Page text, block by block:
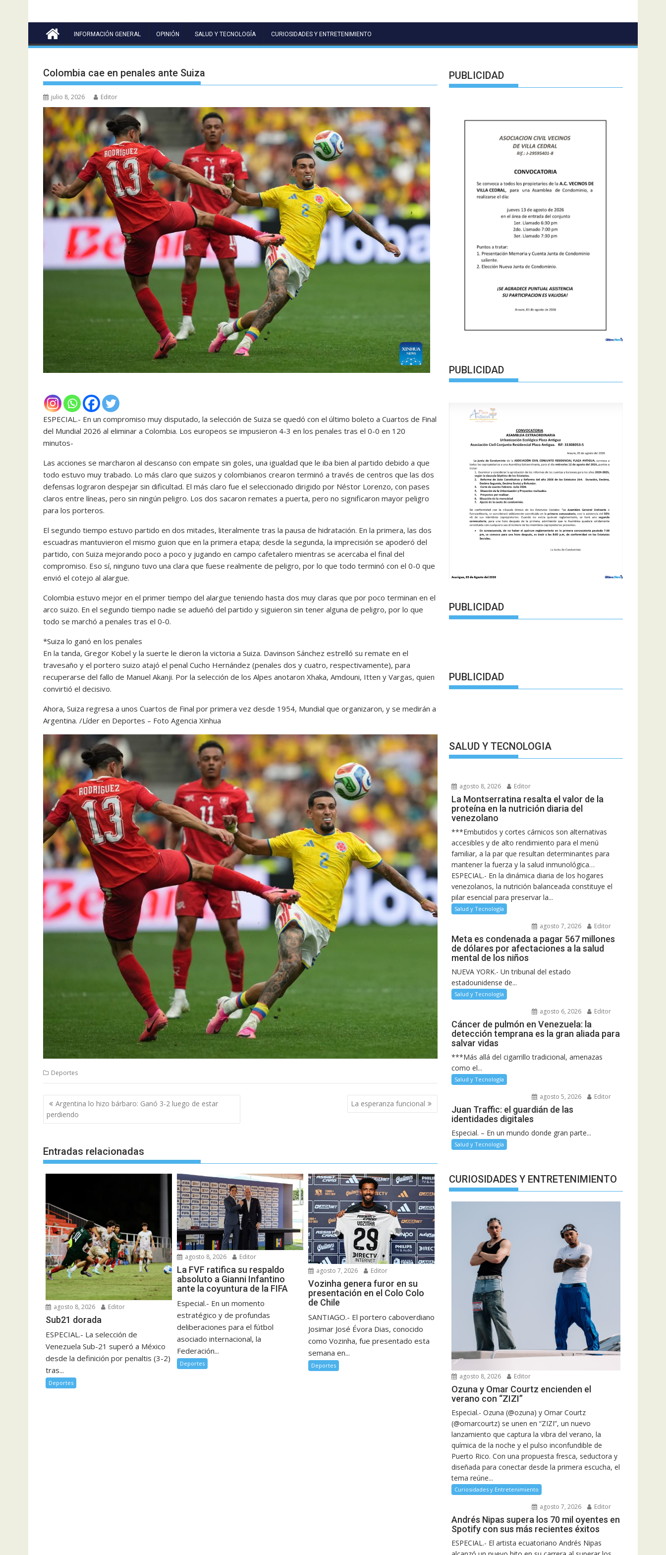
INFORMACIÓN GENERAL OPINIÓN SALUD Y TECNOLOGÍA CURIOSIDADES Y ENTRETENIMIENTO
Colombia cae en penales ante Suiza
julio 8, 2026 Editor
ESPECIAL.- En un compromiso muy disputado, la selección de Suiza se quedó con el último boleto a Cuartos de Final
del Mundial 2026 al eliminar a Colombia. Los europeos se impusieron 4-3 en los penales tras el 0-0 en 120
minutos-
Las acciones se marcharon al descanso con empate sin goles, una igualdad que le iba bien al partido debido a que
todo estuvo muy trabado. Lo más claro que suizos y colombianos crearon terminó a través de centros que las dos
defensas lograron despejar sin dificultad. El más claro fue el seleccionado dirigido por Néstor Lorenzo, con pases
claros entre líneas, pero sin ningún peligro. Los dos sacaron remates a puerta, pero no significaron mayor peligro
para los porteros.
El segundo tiempo estuvo partido en dos mitades, literalmente tras la pausa de hidratación. En la primera, las dos
escuadras mantuvieron el mismo guion que en la primera etapa; desde la segunda, la imprecisión se apoderó del
partido, con Suiza mejorando poco a poco y jugando en campo cafetalero mientras se acercaba el final del
compromiso. Eso sí, ninguno tuvo una clara que fuese realmente de peligro, por lo que todo terminó con el 0-0 que
envió el cotejo al alargue.
Colombia estuvo mejor en el primer tiempo del alargue teniendo hasta dos muy claras que por poco terminan en el
arco suizo. En el segundo tiempo nadie se adueñó del partido y siguieron sin tener alguna de peligro, por lo que
todo se marchó a penales tras el 0-0.
*Suiza lo ganó en los penales
En la tanda, Gregor Kobel y la suerte le dieron la victoria a Suiza. Davinson Sánchez estrelló su remate en el
travesaño y el portero suizo atajó el penal Cucho Hernández (penales dos y cuatro, respectivamente), para
recuperarse del fallo de Manuel Akanji. Por la selección de los Alpes anotaron Xhaka, Amdouni, Itten y Vargas, quien
convirtió el decisivo.
Ahora, Suiza regresa a unos Cuartos de Final por primera vez desde 1954, Mundial que organizaron, y se medirán a
Argentina. /Líder en Deportes – Foto Agencia Xinhua
Deportes
Navegación
de
entradas
Argentina lo hizo bárbaro: Ganó 3-2 luego de estar
perdiendo
La esperanza funcional
Entradas relacionadas
agosto 8, 2026 Editor
Sub21 dorada
ESPECIAL.- La selección de
Venezuela Sub-21 superó a México
desde la definición por penaltis (3-2)
tras...
Deportes
agosto 8, 2026 Editor
La FVF ratifica su respaldo
absoluto a Gianni Infantino
ante la coyuntura de la FIFA
Especial.- En un momento
estratégico y de profundas
deliberaciones para el fútbol
asociado internacional, la
Federación...
Deportes
agosto 7, 2026 Editor
Vozinha genera furor en su
presentación en el Colo Colo
de Chile
SANTIAGO.- El portero caboverdiano
Josimar José Évora Dias, conocido
como Vozinha, fue presentado esta
semana en...
Deportes
PUBLICIDAD
PUBLICIDAD
PUBLICIDAD
PUBLICIDAD
SALUD Y TECNOLOGIA
agosto 8, 2026 Editor
La Montserratina resalta el valor de la
proteína en la nutrición diaria del
venezolano
***Embutidos y cortes cárnicos son alternativas
accesibles y de alto rendimiento para el menú
familiar, a la par que resultan determinantes para
mantener la fuerza y la salud inmunológica…
ESPECIAL.- En la dinámica diaria de los hogares
venezolanos, la nutrición balanceada constituye el
pilar esencial para preservar la...
Salud y Tecnología
agosto 7, 2026 Editor
Meta es condenada a pagar 567 millones
de dólares por afectaciones a la salud
mental de los niños
NUEVA YORK.- Un tribunal del estado
estadounidense de...
Salud y Tecnología
agosto 6, 2026 Editor
Cáncer de pulmón en Venezuela: la
detección temprana es la gran aliada para
salvar vidas
***Más allá del cigarrillo tradicional, amenazas
como el...
Salud y Tecnología
agosto 5, 2026 Editor
Juan Traffic: el guardián de las
identidades digitales
Especial. – En un mundo donde gran parte...
Salud y Tecnología
CURIOSIDADES Y ENTRETENIMIENTO
agosto 8, 2026 Editor
Ozuna y Omar Courtz encienden el
verano con “ZIZI”
Especial.- Ozuna (@ozuna) y Omar Courtz
(@omarcourtz) se unen en “ZIZI”, un nuevo
lanzamiento que captura la vibra del verano, la
química de la noche y el pulso inconfundible de
Puerto Rico. Con una propuesta fresca, seductora y
diseñada para conectar desde la primera escucha, el
tema reúne...
Curiosidades y Entretenimiento
agosto 7, 2026 Editor
Andrés Nipas supera los 70 mil oyentes en
Spotify con sus más recientes éxitos
ESPECIAL.- El artista ecuatoriano Andrés Nipas